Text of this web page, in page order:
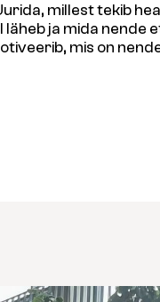
millest tekib
ja mida nende
mis on